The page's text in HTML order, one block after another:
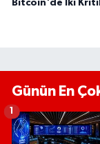
Bitcoin'de İki
Günün En